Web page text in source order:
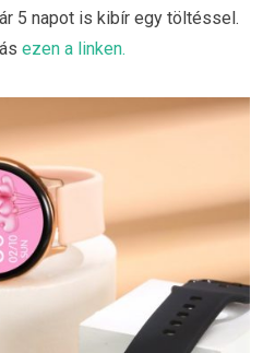
5 napot is kibír egy töltéssel.
ezen a linken.